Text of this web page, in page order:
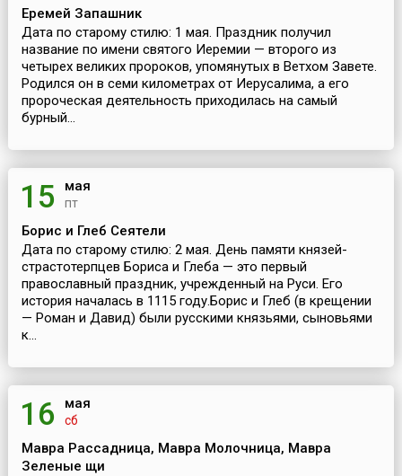
Еремей Запашник
Дата по старому стилю: 1 мая. Праздник получил
название по имени святого Иеремии — второго из
четырех великих пророков, упомянутых в Ветхом Завете.
Родился он в семи километрах от Иерусалима, а его
пророческая деятельность приходилась на самый
бурный...
15 мая
пт
Борис и Глеб Сеятели
Дата по старому стилю: 2 мая. День памяти князей-
страстотерпцев Бориса и Глеба — это первый
православный праздник, учрежденный на Руси. Его
история началась в 1115 году.Борис и Глеб (в крещении
— Роман и Давид) были русскими князьями, сыновьями
к...
16 мая
сб
Мавра Рассадница, Мавра Молочница, Мавра
Зеленые щи